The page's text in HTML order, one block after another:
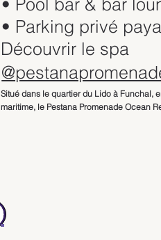
• Parking privé
Découvrir le spa
Situé dans le quartier du Lido à Funchal,
maritime, le Pestana Promenade Ocean
boutiques et accès mer, il constitue une
un cadre contemporain adapté aux
souhaitant profiter d’un hôtel en bord